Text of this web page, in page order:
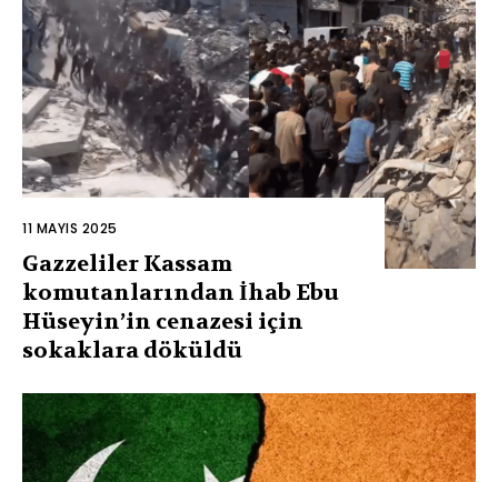
11 MAYIS 2025
Gazzeliler Kassam
komutanlarından İhab Ebu
Hüseyin’in cenazesi için
sokaklara döküldü